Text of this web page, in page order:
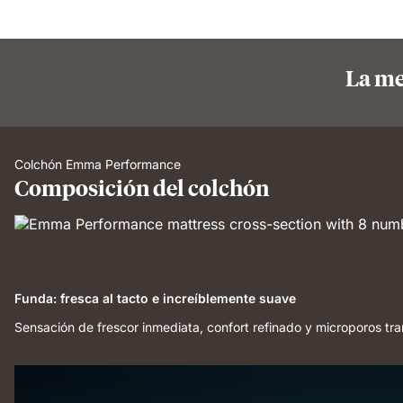
La
Colchón Emma Performance
Composición del colchón
Funda: fresca al tacto e increíblemente suave
Sensación de frescor inmediata, confort refinado y microporos